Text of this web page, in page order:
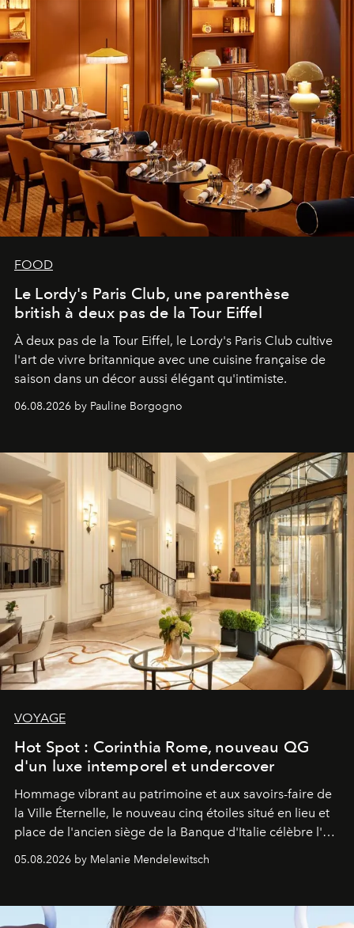
FOOD
Le Lordy's Paris Club, une parenthèse
british à deux pas de la Tour Eiffel
À deux pas de la Tour Eiffel, le Lordy's Paris Club cultive
l'art de vivre britannique avec une cuisine française de
saison dans un décor aussi élégant qu'intimiste.
06.08.2026 by Pauline Borgogno
VOYAGE
Hot Spot : Corinthia Rome, nouveau QG
d'un luxe intemporel et undercover
Hommage vibrant au patrimoine et aux savoirs-faire de
la Ville Éternelle, le nouveau cinq étoiles situé en lieu et
place de l'ancien siège de la Banque d'Italie célèbre l'art
05.08.2026 by Melanie Mendelewitsch